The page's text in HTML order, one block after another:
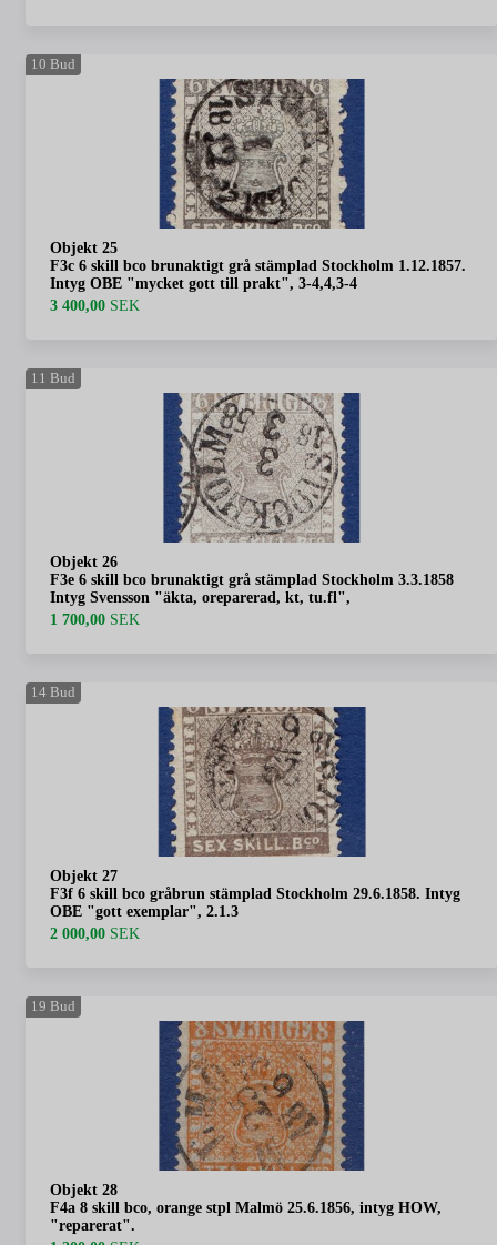
10 Bud
Objekt 25
F3c 6 skill bco brunaktigt grå stämplad Stockholm 1.12.1857.
Intyg OBE "mycket gott till prakt", 3-4,4,3-4
3 400,00 SEK
11 Bud
Objekt 26
F3e 6 skill bco brunaktigt grå stämplad Stockholm 3.3.1858
Intyg Svensson "äkta, oreparerad, kt, tu.fl",
1 700,00 SEK
14 Bud
Objekt 27
F3f 6 skill bco gråbrun stämplad Stockholm 29.6.1858. Intyg
OBE "gott exemplar", 2.1.3
2 000,00 SEK
19 Bud
Objekt 28
F4a 8 skill bco, orange stpl Malmö 25.6.1856, intyg HOW,
"reparerat".